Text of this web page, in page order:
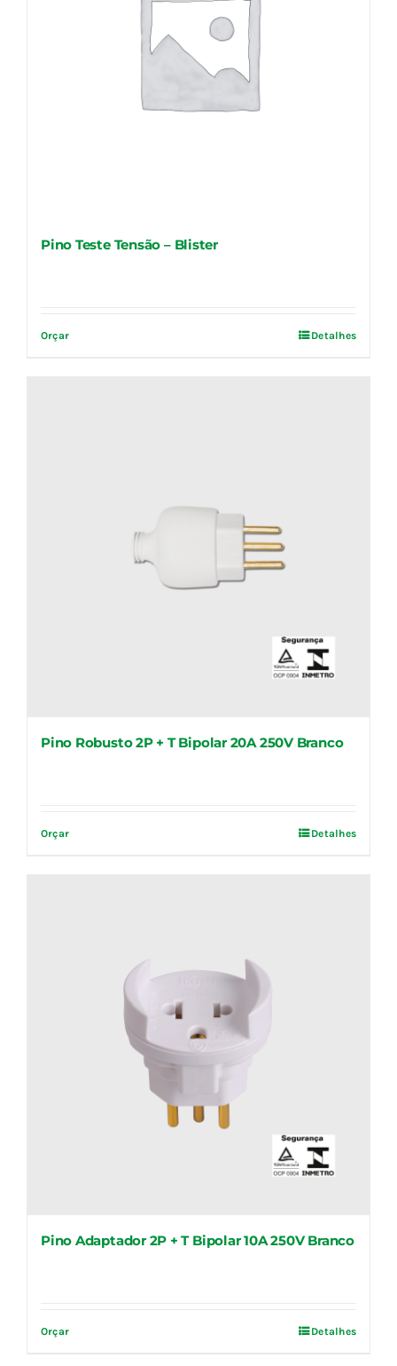
Pino Teste Tensão – Blister
Orçar Detalhes
Pino Robusto 2P + T Bipolar 20A 250V Branco
Orçar Detalhes
Pino Adaptador 2P + T Bipolar 10A 250V Branco
Orçar Detalhes